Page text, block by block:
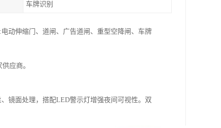
车牌识别
动伸缩门、道闸、广告道闸、重型空降闸、车牌
应商。
镜面处理，搭配LED警示灯增强夜间可视性。双